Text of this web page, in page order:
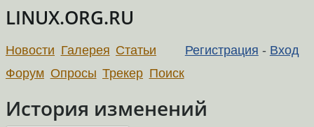
LINUX.ORG.RU
Регистрация - Вход
Новости Галерея Статьи
Форум Опросы Трекер Поиск
История изменений